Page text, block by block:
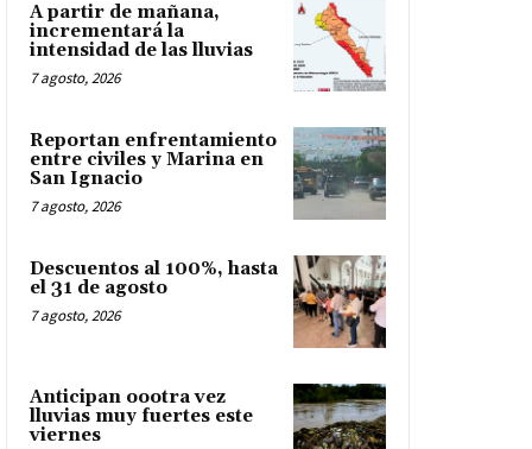
A partir de mañana,
incrementará la
intensidad de las lluvias
7 agosto, 2026
Reportan enfrentamiento
entre civiles y Marina en
San Ignacio
7 agosto, 2026
Descuentos al 100%, hasta
el 31 de agosto
7 agosto, 2026
Anticipan oootra vez
lluvias muy fuertes este
viernes